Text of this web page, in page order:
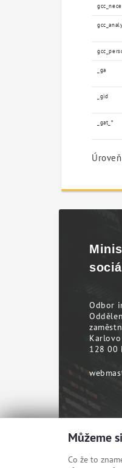
_ga
_gid
_gat_*
Odbor
128 00
Můžeme
Co že to